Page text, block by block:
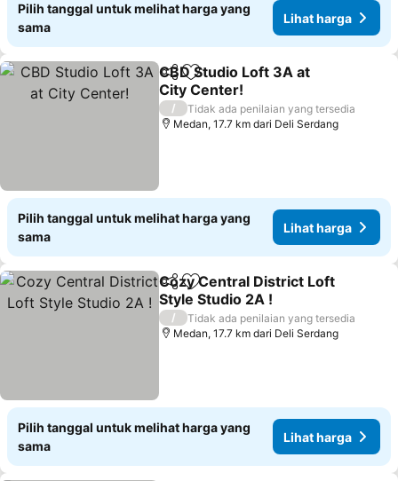
Pilih tanggal untuk melihat harga yang
sama
Lihat harga
BagikanTambahkan ke favorit
CBD Studio Loft 3A at
City Center!
Lihat harga
/
Tidak ada penilaian yang tersedia
Medan, 17.7 km dari Deli Serdang
Pilih tanggal untuk melihat harga yang
sama
Lihat harga
BagikanTambahkan ke favorit
Cozy Central District Loft
Style Studio 2A !
Lihat harga
/
Tidak ada penilaian yang tersedia
Medan, 17.7 km dari Deli Serdang
Pilih tanggal untuk melihat harga yang
sama
Lihat harga